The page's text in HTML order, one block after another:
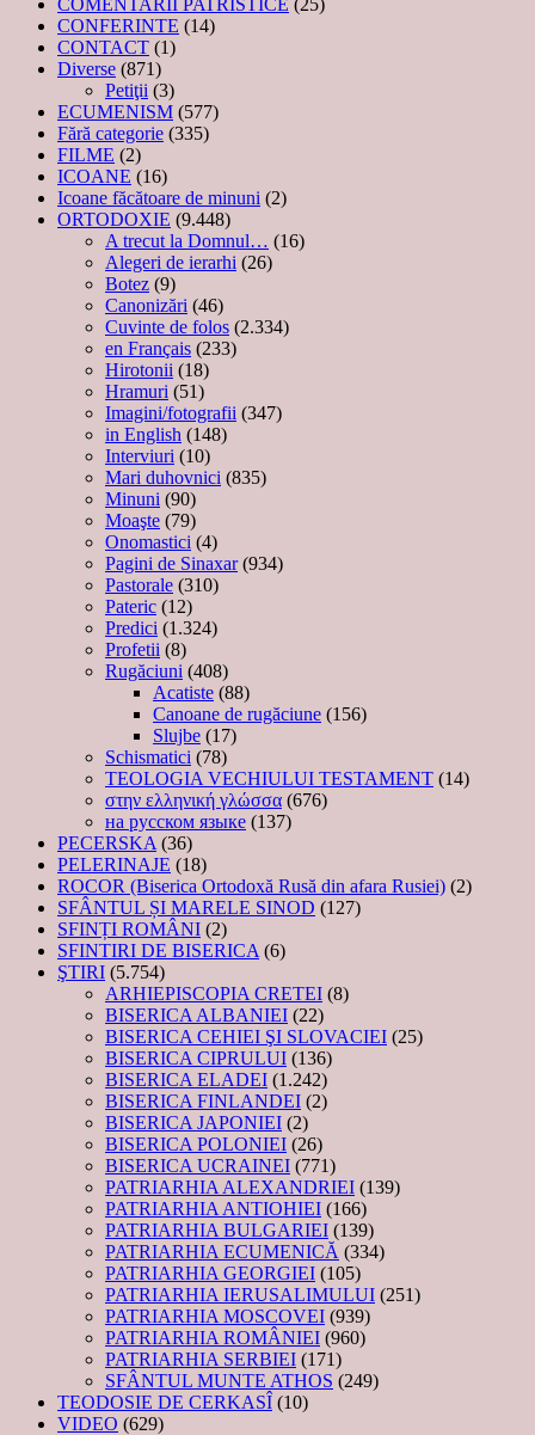
CONFERINTE (14)
CONTACT (1)
Diverse (871)
Petiţii (3)
ECUMENISM (577)
Fără categorie (335)
FILME (2)
ICOANE (16)
Icoane făcătoare de minuni (2)
ORTODOXIE (9.448)
A trecut la Domnul… (16)
Alegeri de ierarhi (26)
Botez (9)
Canonizări (46)
Cuvinte de folos (2.334)
en Français (233)
Hirotonii (18)
Hramuri (51)
Imagini/fotografii (347)
in English (148)
Interviuri (10)
Mari duhovnici (835)
Minuni (90)
Moaşte (79)
Onomastici (4)
Pagini de Sinaxar(934)
Pastorale (310)
Pateric (12)
Predici (1.324)
Profetii (8)
Rugăciuni (408)
Acatiste (88)
Canoane de rugăciune (156)
Slujbe (17)
Schismatici (78)
TEOLOGIA VECHIULUI TESTAMENT (14)
στην ελληνική γλώσσα (676)
на русском языке (137)
PECERSKA (36)
PELERINAJE (18)
ROCOR (Biserica Ortodoxă Rusă din afara Rusiei) (2)
SFÂNTUL ȘI MARELE SINOD (127)
SFINȚI ROMÂNI (2)
SFINTIRI DE BISERICA (6)
ŞTIRI (5.754)
ARHIEPISCOPIA CRETEI (8)
BISERICA ALBANIEI (22)
BISERICA CEHIEI ŞI SLOVACIEI (25)
BISERICA CIPRULUI (136)
BISERICA ELADEI (1.242)
BISERICA FINLANDEI (2)
BISERICA JAPONIEI (2)
BISERICA POLONIEI (26)
BISERICA UCRAINEI (771)
PATRIARHIA ALEXANDRIEI (139)
PATRIARHIA ANTIOHIEI (166)
PATRIARHIA BULGARIEI (139)
PATRIARHIA ECUMENICĂ (334)
PATRIARHIA GEORGIEI (105)
PATRIARHIA IERUSALIMULUI (251)
PATRIARHIA MOSCOVEI (939)
PATRIARHIA ROMÂNIEI (960)
PATRIARHIA SERBIEI (171)
SFÂNTUL MUNTE ATHOS (249)
TEODOSIE DE CERKASÎ (10)
VIDEO (629)